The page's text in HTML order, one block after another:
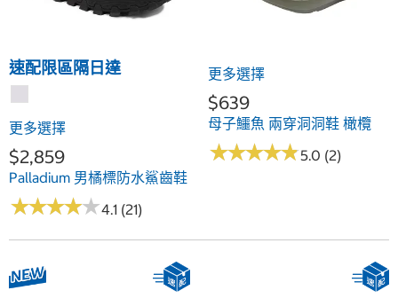
速配限區隔日達
更多選擇
$2,859
Palladium 男橘標防水鯊齒鞋
★★★★★
★★★★★4.1 (21)
更多選擇
$639
母子鱷魚 兩穿洞洞鞋 橄欖
★★★★★
★★★★★5.0 (2)